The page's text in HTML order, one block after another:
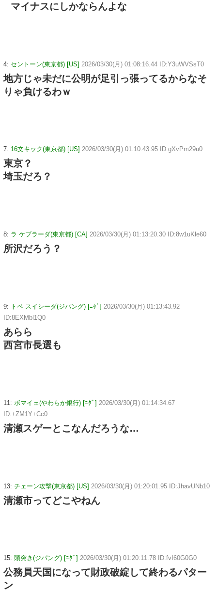
マイナスにしかならんよな
4: セントーン(東京都) [US] 2026/03/30(月) 01:08:16.44 ID:Y3uWVSsT0
地方じゃ未だに公明が足引っ張ってるからなそ
りゃ負けるわｗ
7: 16文キック(東京都) [US] 2026/03/30(月) 01:10:43.95 ID:gXvPm29u0
東京？
埼玉だろ？
8: ラ ケブラーダ(東京都) [CA] 2026/03/30(月) 01:13:20.30 ID:8w1uKle60
所沢だろう？
9: トペ スイシーダ(ジパング) [ﾆﾀﾞ] 2026/03/30(月) 01:13:43.92
ID:8EXMbl1Q0
あらら
西宮市長選も
11: ボマイェ(やわらか銀行) [ﾆﾀﾞ] 2026/03/30(月) 01:14:34.67
ID:+ZM1Y+Cc0
清瀬スゲーとこなんだろうな…
13: チェーン攻撃(東京都) [US] 2026/03/30(月) 01:20:01.95 ID:JhavUNb10
清瀬市ってどこやねん
15: 頭突き(ジパング) [ﾆﾀﾞ] 2026/03/30(月) 01:20:11.78 ID:fvI60G0G0
公務員天国になって財政破綻して終わるパター
ン